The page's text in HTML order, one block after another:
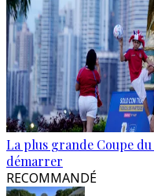
La plus grande Coupe
démarrer
RECOMMANDÉ